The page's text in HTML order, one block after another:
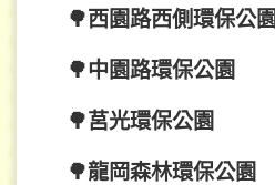
🌳西園路西側環保公園
🌳中園路環保公園
🌳莒光環保公園
🌳龍岡森林環保公園